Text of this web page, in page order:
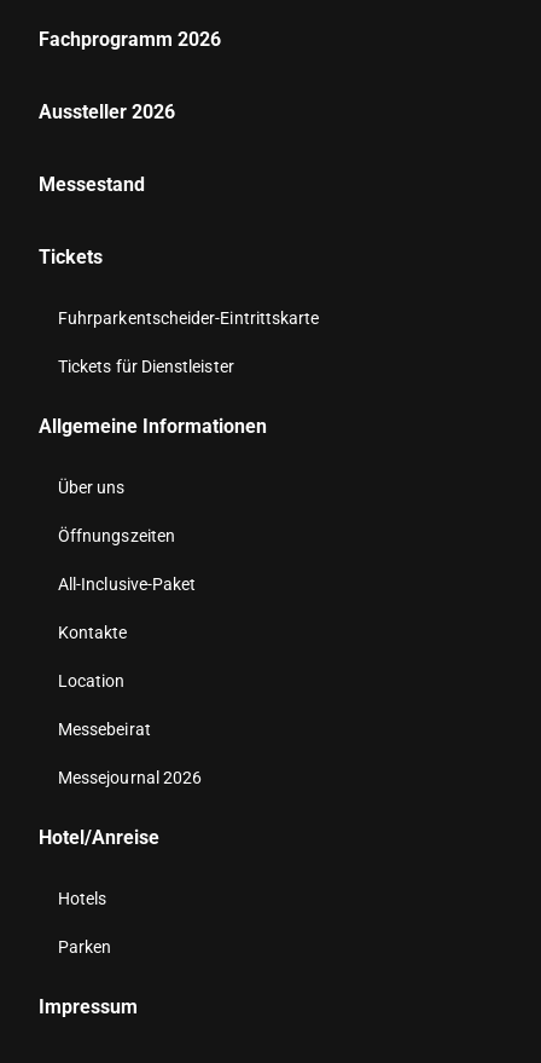
Fachprogramm 2026
Aussteller 2026
Messestand
Tickets
Fuhrparkentscheider-Eintrittskarte
Tickets für Dienstleister
Allgemeine Informationen
Über uns
Öffnungszeiten
All-Inclusive-Paket
Kontakte
Location
Messebeirat
Messejournal 2026
Hotel/Anreise
Hotels
Parken
Impressum